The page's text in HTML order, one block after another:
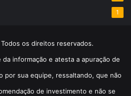
1
os direitos reservados.
informação e atesta a apuração de
por sua equipe, ressaltando, que não
de investimento e não se